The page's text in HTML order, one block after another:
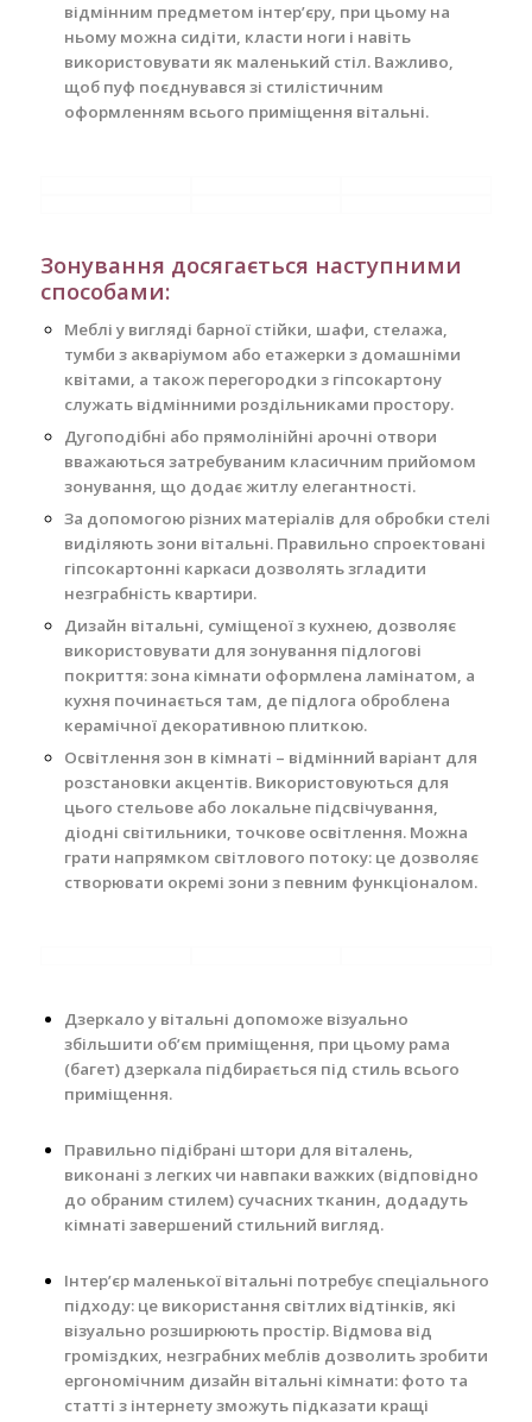
відмінним предметом інтер’єру, при цьому на
ньому можна сидіти, класти ноги і навіть
використовувати як маленький стіл. Важливо,
щоб пуф поєднувався зі стилістичним
оформленням всього приміщення вітальні.
Зонування досягається наступними
способами:
Меблі у вигляді барної стійки, шафи, стелажа,
тумби з акваріумом або етажерки з домашніми
квітами, а також перегородки з гіпсокартону
служать відмінними роздільниками простору.
Дугоподібні або прямолінійні арочні отвори
вважаються затребуваним класичним прийомом
зонування, що додає житлу елегантності.
За допомогою різних матеріалів для обробки стелі
виділяють зони вітальні. Правильно спроектовані
гіпсокартонні каркаси дозволять згладити
незграбність квартири.
Дизайн вітальні, суміщеної з кухнею, дозволяє
використовувати для зонування підлогові
покриття: зона кімнати оформлена ламінатом, а
кухня починається там, де підлога оброблена
керамічної декоративною плиткою.
Освітлення зон в кімнаті – відмінний варіант для
розстановки акцентів. Використовуються для
цього стельове або локальне підсвічування,
діодні світильники, точкове освітлення. Можна
грати напрямком світлового потоку: це дозволяє
створювати окремі зони з певним функціоналом.
Дзеркало у вітальні допоможе візуально
збільшити об’єм приміщення, при цьому рама
(багет) дзеркала підбирається під стиль всього
приміщення.
Правильно підібрані штори для віталень,
виконані з легких чи навпаки важких (відповідно
до обраним стилем) сучасних тканин, додадуть
кімнаті завершений стильний вигляд.
Інтер’єр маленької вітальні потребує спеціального
підходу: це використання світлих відтінків, які
візуально розширюють простір. Відмова від
громіздких, незграбних меблів дозволить зробити
ергономічним дизайн вітальні кімнати: фото та
статті з інтернету зможуть підказати кращі